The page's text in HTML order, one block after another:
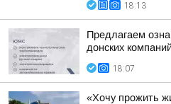
18:13
Предлагаем
донских
18:07
«Хочу прожить